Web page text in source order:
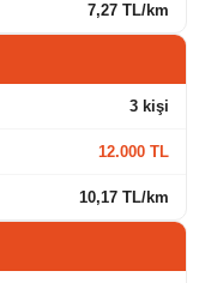
7,27 TL/km
3 kişi
12.000 TL
10,17 TL/km